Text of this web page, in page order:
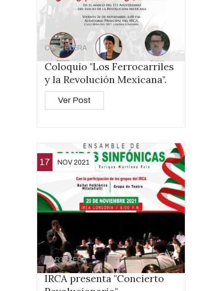
CARTELERA
Coloquio "Los Ferrocarriles
y la Revolución Mexicana".
Ver Post
17 NOV 2021
CARTELERA
IRCA presenta "Concierto